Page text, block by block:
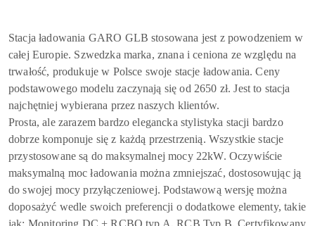
Stacja ładowania GARO GLB stosowana jest z powodzeniem w
całej Europie. Szwedzka marka, znana i ceniona ze względu na
trwałość, produkuje w Polsce swoje stacje ładowania. Ceny
podstawowego modelu zaczynają się od 2650 zł. Jest to stacja
najchętniej wybierana przez naszych klientów.
Prosta, ale zarazem bardzo elegancka stylistyka stacji bardzo
dobrze komponuje się z każdą przestrzenią. Wszystkie stacje
przystosowane są do maksymalnej mocy 22kW. Oczywiście
maksymalną moc ładowania można zmniejszać, dostosowując ją
do swojej mocy przyłączeniowej. Podstawową wersję można
doposażyć wedle swoich preferencji o dodatkowe elementy, takie